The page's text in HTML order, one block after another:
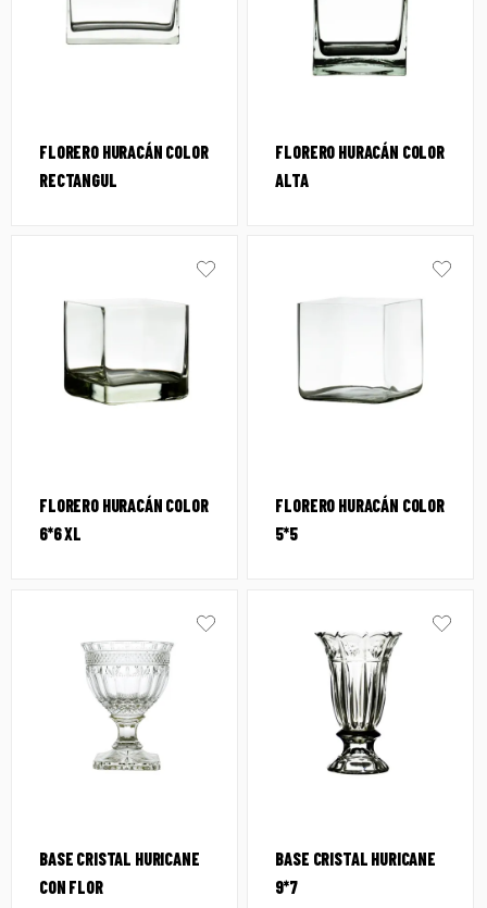
FLORERO HURACÁN COLOR
RECTANGUL
FLORERO HURACÁN COLOR
ALTA
FLORERO HURACÁN COLOR
6*6 XL
FLORERO HURACÁN COLOR
5*5
BASE CRISTAL HURICANE
CON FLOR
BASE CRISTAL HURICANE
9*7